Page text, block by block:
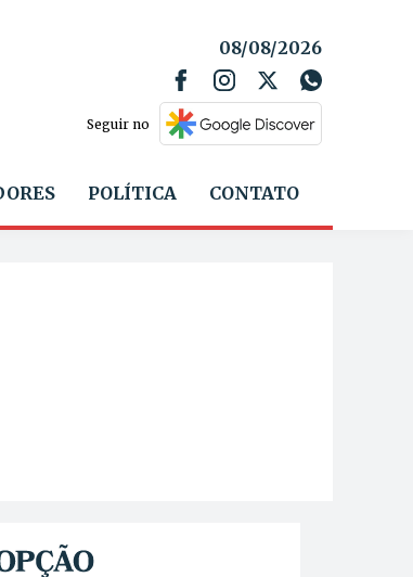
08/08/2026
Seguir no
POLÍTICA CONTATO